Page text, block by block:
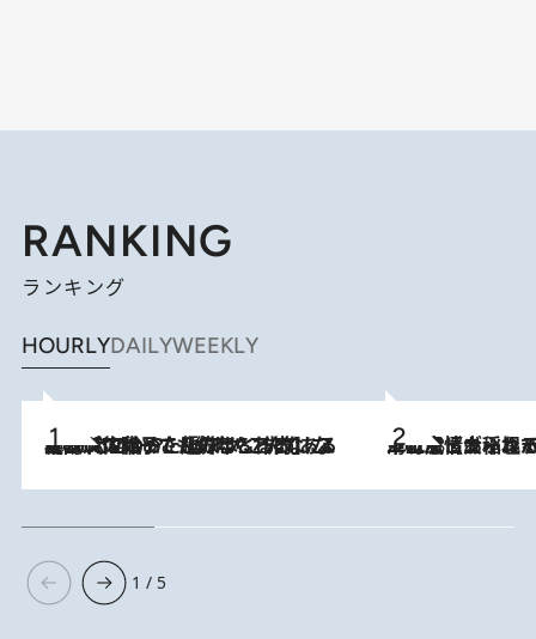
RANKING
ランキング
HOURLYDAILYWEEKLY
2026.8.5
【阿川佐和子さんの年とる力】なぜ70代で始めた趣味は“こんなに楽しい”のか？ ピアノ、俳句…スランプに陥っても続けられる“ある秘訣”とは 2026.8.5
下町風情あふれる台北屈指の人気エリア・大稲埕でセンスのいい台湾土産《ヴ
1 / 5